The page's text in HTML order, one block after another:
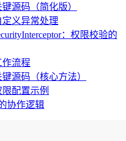
键源码（简化版）
定义异常处理
：权限校验的
作流程
键源码（核心方法）
限配置示例
协作逻辑